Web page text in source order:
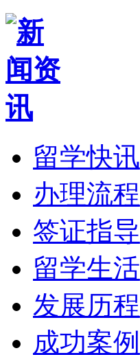
留学快讯
办理流程
签证指导
留学生活
发展历程
成功案例